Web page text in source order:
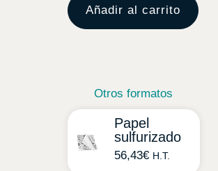
Añadir al carrito
Otros formatos
Papel
sulfurizado
56,43€ H.T.